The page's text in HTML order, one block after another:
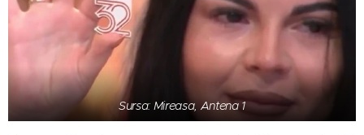
Sursa: Mireasa, Antena 1